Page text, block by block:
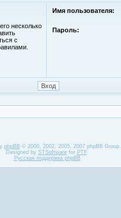
несколько
с
Имя пользователя:
Пароль:
phpBB© 2000, 2002, 2005, 2007 phpBB Group.
Designed by STSoftwarefor PTF.
Русская поддержка phpBB